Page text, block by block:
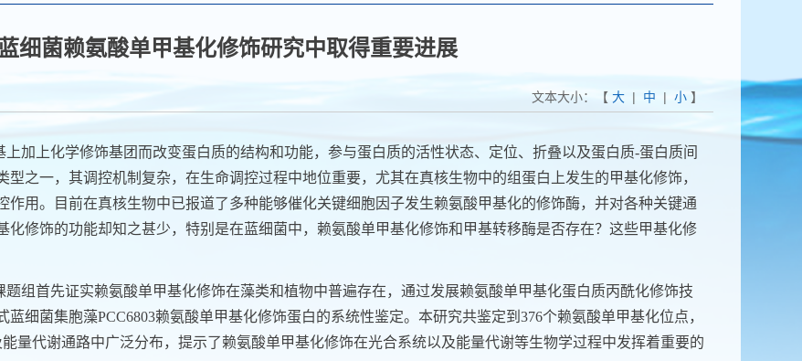
细菌赖氨酸单甲基化修饰研究中取得重要进展
文本大小：【 大| 中 | 小】
加上化学修饰基团而改变蛋白质的结构和功能，参与蛋白质的活性状态、定位、折叠以及蛋白质-蛋白质间
之一，其调控机制复杂，在生命调控过程中地位重要，尤其在真核生物中的组蛋白上发生的甲基化修饰，
用。目前在真核生物中已报道了多种能够催化关键细胞因子发生赖氨酸甲基化的修饰酶，并对各种关键通
修饰的功能却知之甚少，特别是在蓝细菌中，赖氨酸单甲基化修饰和甲基转移酶是否存在？这些甲基化修
组首先证实赖氨酸单甲基化修饰在藻类和植物中普遍存在，通过发展赖氨酸单甲基化蛋白质丙酰化修饰技
蓝细菌集胞藻PCC6803赖氨酸单甲基化修饰蛋白的系统性鉴定。本研究共鉴定到 376个赖氨酸单甲基化位点，
量代谢通路中广泛分布，提示了赖氨酸单甲基化修饰在光合系统以及能量代谢等生物学过程中发挥着重要的